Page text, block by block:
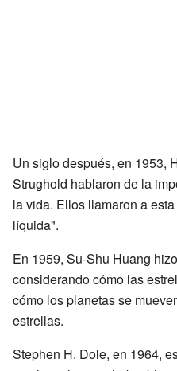
Un siglo después, en 1953,
Strughold hablaron de la
la vida. Ellos llamaron a
líquida".
En 1959, Su-Shu Huang
considerando cómo las
cómo los planetas se
estrellas.
Stephen H. Dole, en 1964,